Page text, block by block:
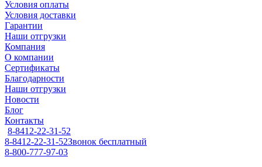
Условия оплаты
Условия доставки
Гарантии
Наши отгрузки
Компания
О компании
Сертификаты
Благодарности
Наши отгрузки
Новости
Блог
Контакты
8-8412-22-31-52
8-8412-22-31-52Звонок бесплатный
8-800-777-97-03